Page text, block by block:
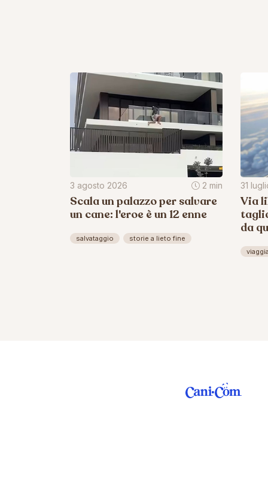
3 agosto 2026 2 min
Scala un palazzo per salvare
un cane: l'eroe è un 12 enne
salvataggio storie a lieto fine
31
Via
da